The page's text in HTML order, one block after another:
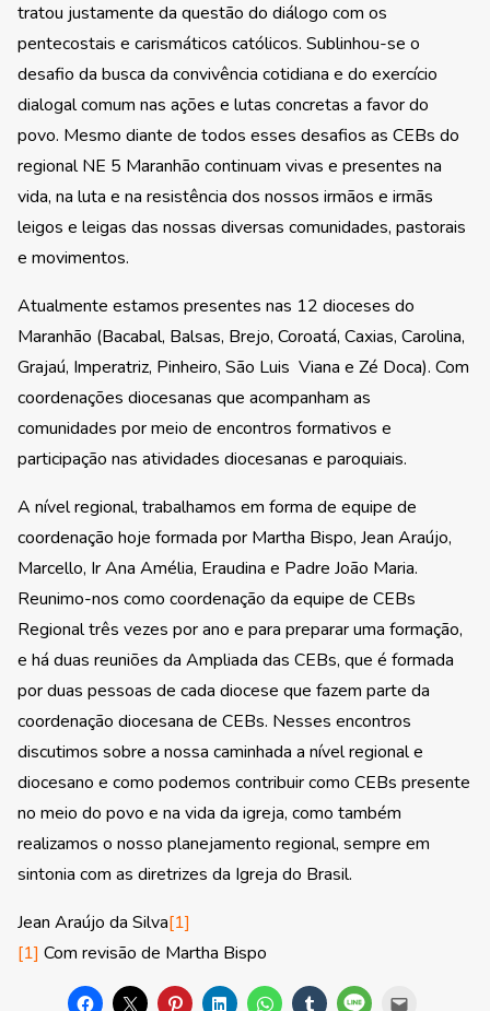
tratou justamente da questão do diálogo com os
pentecostais e carismáticos católicos. Sublinhou-se o
desafio da busca da convivência cotidiana e do exercício
dialogal comum nas ações e lutas concretas a favor do
povo. Mesmo diante de todos esses desafios as CEBs do
regional NE 5 Maranhão continuam vivas e presentes na
vida, na luta e na resistência dos nossos irmãos e irmãs
leigos e leigas das nossas diversas comunidades, pastorais
e movimentos.
Atualmente estamos presentes nas 12 dioceses do
Maranhão (Bacabal, Balsas, Brejo, Coroatá, Caxias, Carolina,
Grajaú, Imperatriz, Pinheiro, São Luis Viana e Zé Doca). Com
coordenações diocesanas que acompanham as
comunidades por meio de encontros formativos e
participação nas atividades diocesanas e paroquiais.
A nível regional, trabalhamos em forma de equipe de
coordenação hoje formada por Martha Bispo, Jean Araújo,
Marcello, Ir Ana Amélia, Eraudina e Padre João Maria.
Reunimo-nos como coordenação da equipe de CEBs
Regional três vezes por ano e para preparar uma formação,
e há duas reuniões da Ampliada das CEBs, que é formada
por duas pessoas de cada diocese que fazem parte da
coordenação diocesana de CEBs. Nesses encontros
discutimos sobre a nossa caminhada a nível regional e
diocesano e como podemos contribuir como CEBs presente
no meio do povo e na vida da igreja, como também
realizamos o nosso planejamento regional, sempre em
sintonia com as diretrizes da Igreja do Brasil.
Jean Araújo da Silva[1]
[1] Com revisão de Martha Bispo